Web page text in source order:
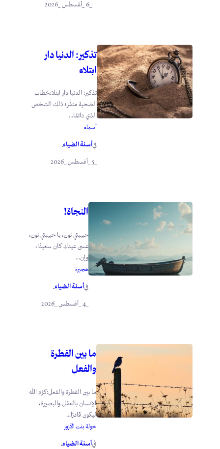
تذكير: الدنيا دار
ابتلاء
تذكير: الدنيا دار ابتلاءخطاب
الضحية منفِّر؛ ذلك الشخص
الذي دائمًا...
أسماء
فيأسنة الضياء.
_5 _أغسطس _2026
النجاة!
حبيبتي نون، يا حبيبتي نون،
عسى عيدكِ كان سعيدًا،
وإن...
هجيرة
فيأسنة الضياء.
_4 _أغسطس _2026
ما بين الفطرة
والفعل
ما بين الفطرة والفعل:كرَّم الله
الإنسان بالعقل والبصيرة،
ليكون قادرًا...
خولة بنت الأزور
فيأسنة الضياء.